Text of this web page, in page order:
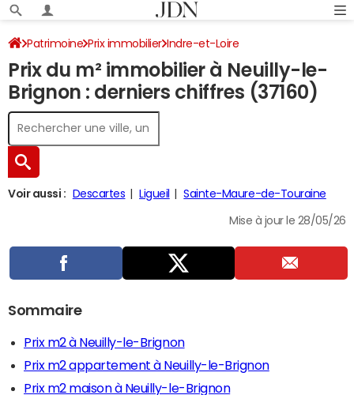
Patrimoine Prix immobilier Indre-et-Loire
Neuilly-le-Brignon
Prix du m² immobilier à Neuilly-le-
Brignon : derniers chiffres (37160)
Voir aussi : Descartes Ligueil Sainte-Maure-de-Touraine
Mise à jour le 28/05/26
Sommaire
Prix m2 à Neuilly-le-Brignon
Prix m2 appartement à Neuilly-le-Brignon
Prix m2 maison à Neuilly-le-Brignon